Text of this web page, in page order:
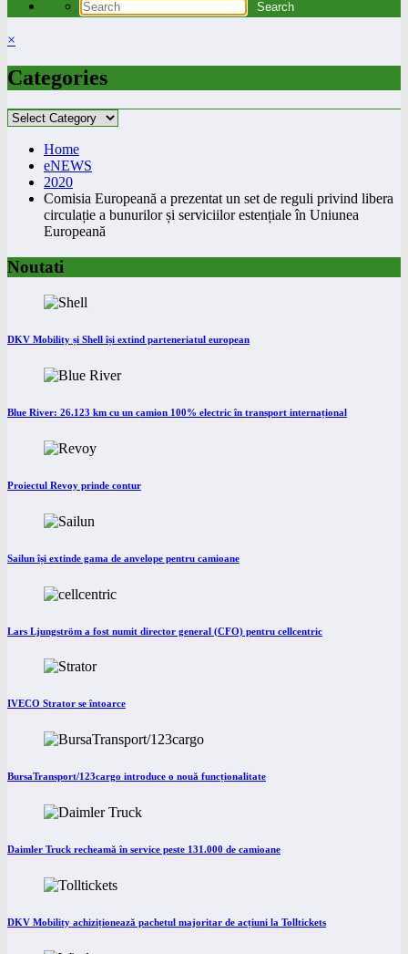
×
Categories
Categories
Home
eNEWS
2020
Comisia Europeană a prezentat un set de reguli privind libera
circulație a bunurilor și serviciilor estențiale în Uniunea
Europeană
Noutati
DKV Mobility și Shell își extind parteneriatul european
Blue River: 26.123 km cu un camion 100% electric în transport internațional
Proiectul Revoy prinde contur
Sailun își extinde gama de anvelope pentru camioane
Lars Ljungström a fost numit director general (CFO) pentru cellcentric
IVECO Strator se întoarce
BursaTransport/123cargo introduce o nouă funcționalitate
Daimler Truck recheamă în service peste 131.000 de camioane
DKV Mobility achiziționează pachetul majoritar de acțiuni la Tolltickets